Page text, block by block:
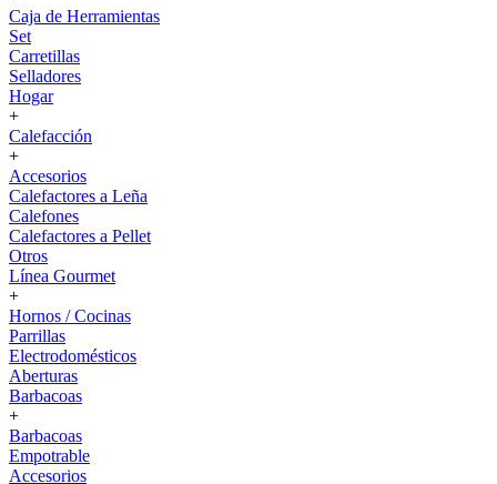
Caja de Herramientas
Set
Carretillas
Selladores
Hogar
+
Calefacción
+
Accesorios
Calefactores a Leña
Calefones
Calefactores a Pellet
Otros
Línea Gourmet
+
Hornos / Cocinas
Parrillas
Electrodomésticos
Aberturas
Barbacoas
+
Barbacoas
Empotrable
Accesorios